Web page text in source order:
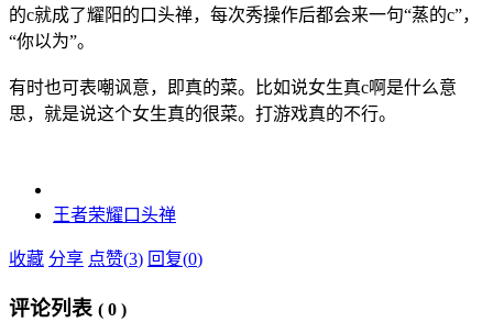
的c就成了耀阳的口头禅，每次秀操作后都会来一句“蒸的c”，
“你以为”。
有时也可表嘲讽意，即真的菜。比如说女生真c啊是什么意
思，就是说这个女生真的很菜。打游戏真的不行。
王者荣耀 口头禅
收藏 分享 点赞(3) 回复(0)
评论列表 ( 0 )